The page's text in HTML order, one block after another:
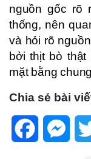
nguồn gốc rõ
thống, nên
và hỏi rõ
bởi thịt bò
mặt bằng
Chia sẻ bài
Facebook